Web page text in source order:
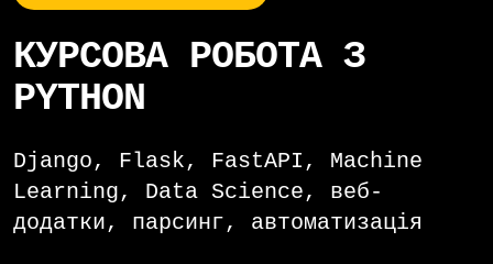
КУРСОВА РОБОТА З
PYTHON
Django, Flask, FastAPI, Machine
Learning, Data Science, веб-
додатки, парсинг, автоматизація